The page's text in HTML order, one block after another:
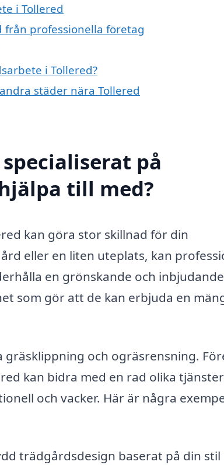
i Tollered
professionella företag
i Tollered?
städer nära Tollered
på
till med?
kan göra stor skillnad för din
eller en liten uteplats, kan
en grönskande och inbjudande
som gör att de kan erbjuda en
och ogräsrensning.
kan bidra med en rad olika
och vacker. Här är några
trädgårdsdesign baserat på din stil